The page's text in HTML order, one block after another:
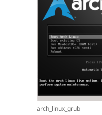
arch_linux_grub